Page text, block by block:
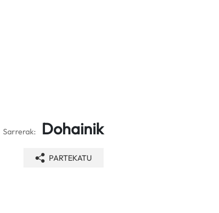
Sarrerak: Dohainik
PARTEKATU